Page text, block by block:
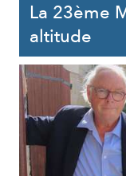
La 23ème
altitude